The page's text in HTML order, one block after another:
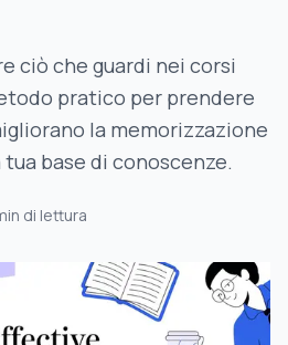
Blog
ciò che guardi nei corsi
pratico per prendere
la memorizzazione
base di conoscenze.
di lettura